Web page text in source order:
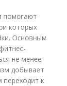
помогают
которых
Основным
не менее
добывает
переходит к